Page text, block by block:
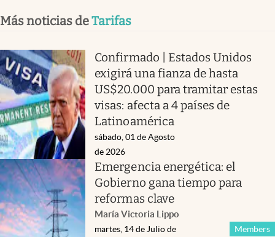
Más noticias deTarifas
Confirmado | Estados Unidos
exigirá una fianza de hasta
US$20.000 para tramitar estas
visas: afecta a 4 países de
Latinoamérica
sábado, 01 de Agosto
de 2026
Emergencia energética: el
Gobierno gana tiempo para
reformas clave
María Victoria Lippo
Members
martes, 14 de Julio de